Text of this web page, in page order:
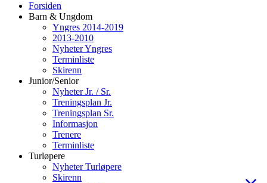
Forsiden
Barn & Ungdom
Yngres 2014-2019
2013-2010
Nyheter Yngres
Terminliste
Skirenn
Junior/Senior
Nyheter Jr. / Sr.
Treningsplan Jr.
Treningsplan Sr.
Informasjon
Trenere
Terminliste
Turløpere
Nyheter Turløpere
Skirenn